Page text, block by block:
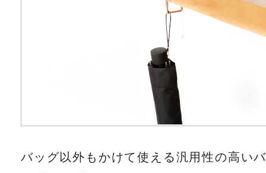
バッグ以外もかけて使える汎用性の高い